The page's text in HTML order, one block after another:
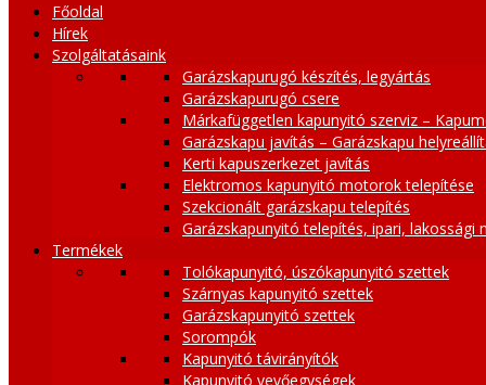
Főoldal
Hírek
Szolgáltatásaink
Garázskapurugó készítés, legyártás
Garázskapurugó csere
Márkafüggetlen kapunyitó szerviz –
Garázskapu javítás – Garázskapu
Kerti kapuszerkezet javítás
Elektromos kapunyitó motorok telepítése
Szekcionált garázskapu telepítés
Garázskapunyitó telepítés, ipari, lakossági
Termékek
Tolókapunyitó, úszókapunyitó szettek
Szárnyas kapunyitó szettek
Garázskapunyitó szettek
Sorompók
Kapunyitó távirányítók
Kapunyitó vevőegységek